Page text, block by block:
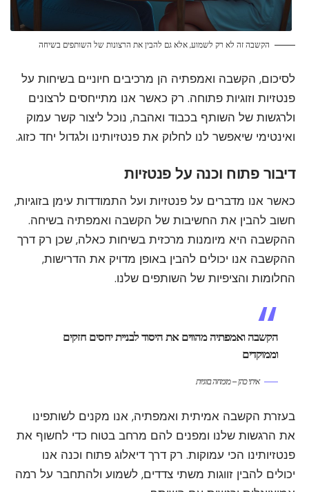
הקשבה זה לא רק לשמוע, אלא גם להבין את הרצונות של השותפים בשיחה
לסיכום, הקשבה ואמפתיה הן מרכיבים חיוניים בשיחות על
פנטזיות וזוגיות פתוחה. רק כאשר אנו מתייחסים לרצונים
ולרגשות של השותף בכבוד ואהבה, נוכל ליצור קשר עמוק
ואינטימי שיאפשר לנו לחלוק את פנטזיותינו ולגדול יחד כזוג.
דיבור פתוח וכנה על פנטזיות
כאשר אנו מדברים על פנטזיות ועל התמודדות עימן בזוגיות,
חשוב להבין את החשיבות של הקשבה ואמפתיה בשיחה.
ההקשבה היא מיומנות מרכזית בשיחות כאלה, שכן רק דרך
ההקשבה אנו יכולים להבין באופן מדויק את הדרישות,
החלומות והציפיות של השותפים שלנו.
הקשבה ואמפתיה מהווים את היסוד לבניית יחסים חזקים
וממוקדים
איתי כהן – מומחה בזוגיות
בעזרת הקשבה אמיתית ואמפתיה, אנו מקנים לשותפינו
את הרגשות שלנו ומפנים להם מרחב בטוח כדי לחשוף את
פנטזיותינו הכי עמוקות. רק דרך דיאלוג פתוח וכנה אנו
יכולים להבין זווגות משתי צדדים, לשמוע ולהתחבר על רמה